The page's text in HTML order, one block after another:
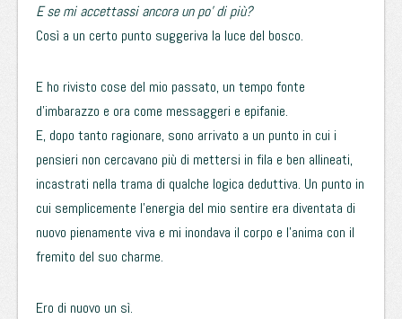
E se mi accettassi ancora un po’ di più?
Così a un certo punto suggeriva la luce del bosco.
E ho rivisto cose del mio passato, un tempo fonte
d’imbarazzo e ora come messaggeri e epifanie.
E, dopo tanto ragionare, sono arrivato a un punto in cui i
pensieri non cercavano più di mettersi in fila e ben allineati,
incastrati nella trama di qualche logica deduttiva. Un punto in
cui semplicemente l’energia del mio sentire era diventata di
nuovo pienamente viva e mi inondava il corpo e l’anima con il
fremito del suo charme.
Ero di nuovo un sì.